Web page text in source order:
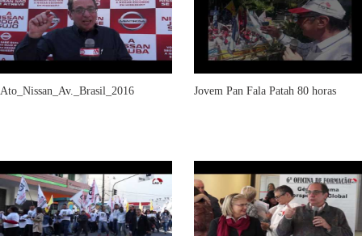
Ato_Nissan_Av._Brasil_2016 Jovem Pan Fala Patah 80 horas